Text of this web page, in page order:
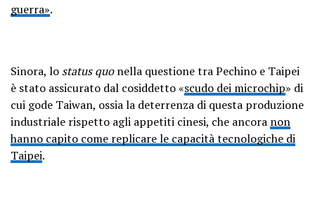
guerra».
Sinora, lo status quonella questione tra Pechino e Taipei
è stato assicurato dal cosiddetto «scudo dei microchip» di
cui gode Taiwan, ossia la deterrenza di questa produzione
industriale rispetto agli appetiti cinesi, che ancora non
hanno capito come replicare le capacità tecnologiche di
Taipei.